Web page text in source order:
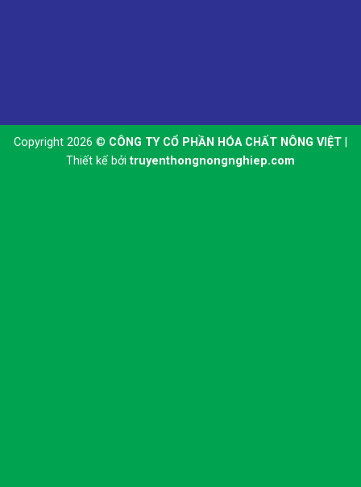
Copyright 2026 © CÔNG TY CỔ PHẦN HÓA CHẤT NÔNG VIỆT
Thiết kế bởitruyenthongnongnghiep.com